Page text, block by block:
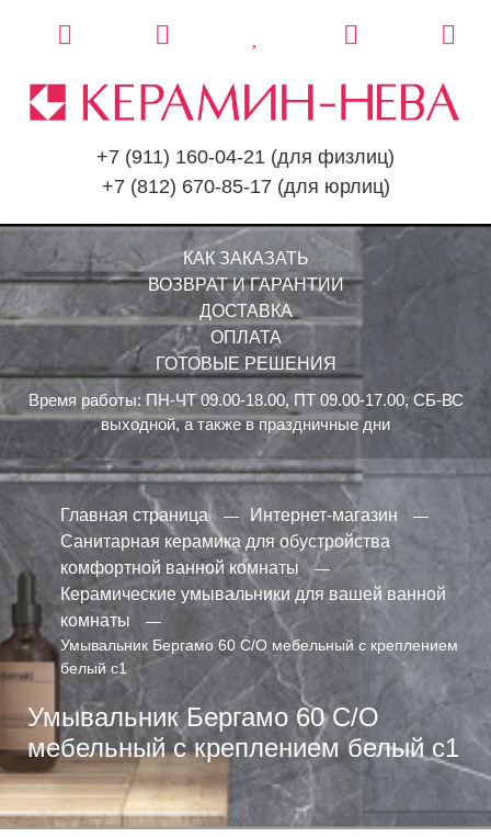
+7 (911) 160-04-21 (для физлиц)
+7 (812) 670-85-17 (для юрлиц)
КАК ЗАКАЗАТЬ
ВОЗВРАТ И ГАРАНТИИ
ДОСТАВКА
ОПЛАТА
ГОТОВЫЕ РЕШЕНИЯ
Время работы: ПН-ЧТ 09.00-18.00, ПТ 09.00-17.00, СБ-ВС
выходной, а также в праздничные дни
Главная страница
Интернет-магазин
Санитарная керамика для обустройства
комфортной ванной комнаты
Керамические умывальники для вашей ванной
комнаты
Умывальник Бергамо 60 С/О мебельный с креплением
белый с1
Умывальник Бергамо 60 С/О
мебельный с креплением белый с1